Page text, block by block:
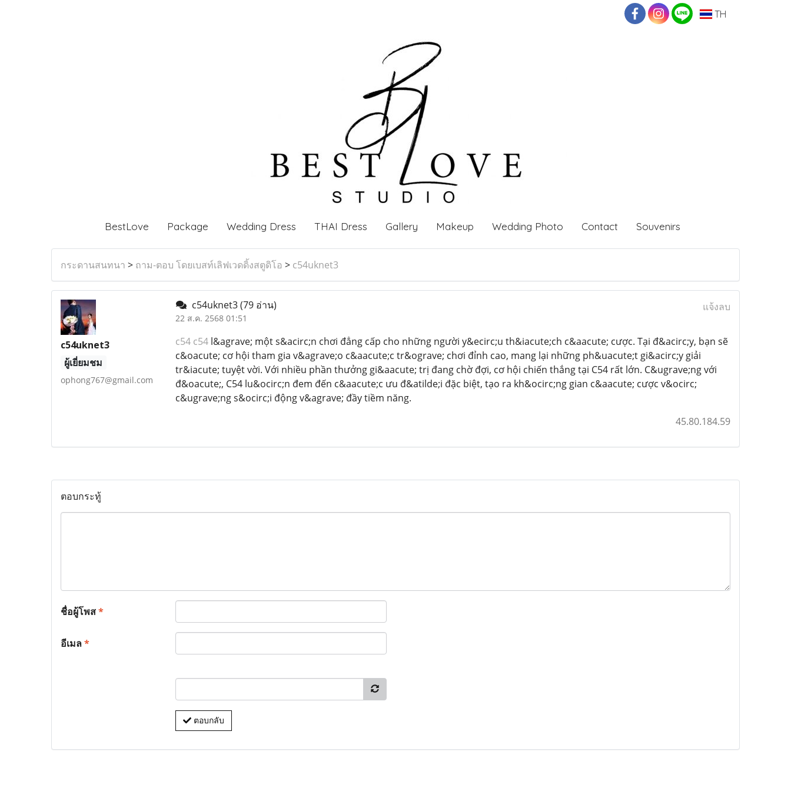
TH
BestLove Package Wedding Dress THAI Dress Gallery Makeup Wedding Photo Contact Souvenirs
กระดานสนทนา > ถาม-ตอบ โดยเบสท์เลิฟเวดดิ้งสตูดิโอ > c54uknet3
c54uknet3
ผู้เยี่ยมชม
ophong767@gmail.com
c54uknet3(79 อ่าน)
22 ส.ค. 2568 01:51
แจ้งลบ
c54 c54l&agrave; một s&acirc;n chơi đẳng cấp cho những người y&ecirc;u th&iacute;ch c&aacute; cược. Tại đ&acirc;y, bạn sẽ
c&oacute; cơ hội tham gia v&agrave;o c&aacute;c tr&ograve; chơi đỉnh cao, mang lại những ph&uacute;t gi&acirc;y giải
tr&iacute; tuyệt vời. Với nhiều phần thưởng gi&aacute; trị đang chờ đợi, cơ hội chiến thắng tại C54 rất lớn. C&ugrave;ng với
đ&oacute;, C54 lu&ocirc;n đem đến c&aacute;c ưu đ&atilde;i đặc biệt, tạo ra kh&ocirc;ng gian c&aacute; cược v&ocirc;
c&ugrave;ng s&ocirc;i động v&agrave; đầy tiềm năng.
45.80.184.59
ตอบกระทู้
ชื่อผู้โพส*
อีเมล*
ตอบกลับ